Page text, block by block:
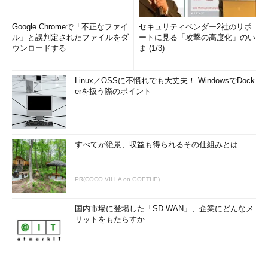
Google Chromeで「不正なファイ
ル」と誤判定されたファイルをダ
ウンロードする
セキュリティベンダー2社のリポ
ートに見る「攻撃の高度化」のい
ま (1/3)
Linux／OSSに不慣れでも大丈夫！ WindowsでDock
erを扱う際のポイント
すべてが絶景、収益も得られるその仕組みとは
PR(COCO VILLA on GOETHE)
国内市場に登場した「SD-WAN」、企業にどんなメ
リットをもたらすか